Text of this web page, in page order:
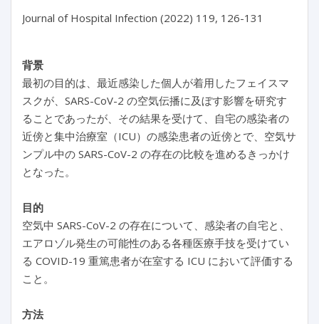
Journal of Hospital Infection (2022) 119, 126-131
背景
最初の目的は、最近感染した個人が着用したフェイスマ
スクが、SARS-CoV-2 の空気伝播に及ぼす影響を研究す
ることであったが、その結果を受けて、自宅の感染者の
近傍と集中治療室（ICU）の感染患者の近傍とで、空気サ
ンプル中の SARS-CoV-2 の存在の比較を進めるきっかけ
となった。
目的
空気中 SARS-CoV-2 の存在について、感染者の自宅と、
エアロゾル発生の可能性のある各種医療手技を受けてい
る COVID-19 重篤患者が在室する ICU において評価する
こと。
方法